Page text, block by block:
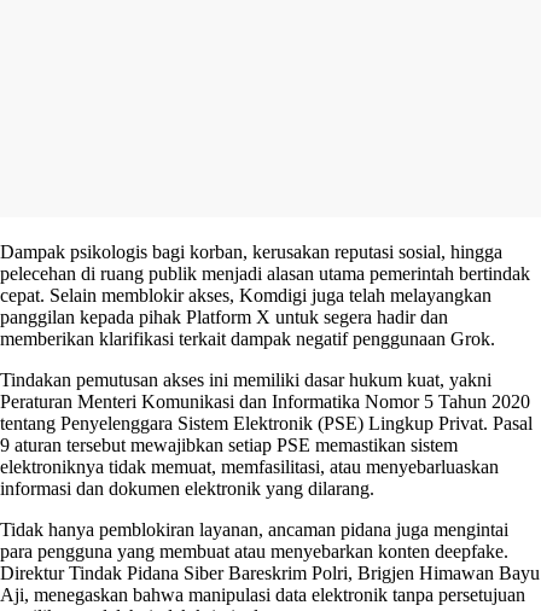
Dampak psikologis bagi korban, kerusakan reputasi sosial, hingga
pelecehan di ruang publik menjadi alasan utama pemerintah bertindak
cepat. Selain memblokir akses, Komdigi juga telah melayangkan
panggilan kepada pihak Platform X untuk segera hadir dan
memberikan klarifikasi terkait dampak negatif penggunaan Grok.
Tindakan pemutusan akses ini memiliki dasar hukum kuat, yakni
Peraturan Menteri Komunikasi dan Informatika Nomor 5 Tahun 2020
tentang Penyelenggara Sistem Elektronik (PSE) Lingkup Privat. Pasal
9 aturan tersebut mewajibkan setiap PSE memastikan sistem
elektroniknya tidak memuat, memfasilitasi, atau menyebarluaskan
informasi dan dokumen elektronik yang dilarang.
Tidak hanya pemblokiran layanan, ancaman pidana juga mengintai
para pengguna yang membuat atau menyebarkan konten deepfake.
Direktur Tindak Pidana Siber Bareskrim Polri, Brigjen Himawan Bayu
Aji, menegaskan bahwa manipulasi data elektronik tanpa persetujuan